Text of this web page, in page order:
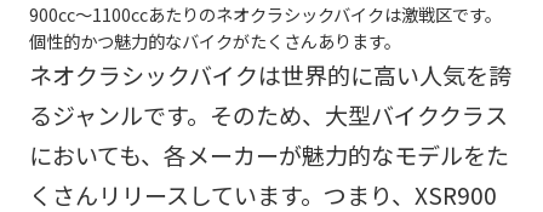
900cc〜1100ccあたりのネオクラシックバイクは激戦区です。
個性的かつ魅力的なバイクがたくさんあります。
ネオクラシックバイクは世界的に高い人気を誇
るジャンルです。そのため、大型バイククラス
においても、各メーカーが魅力的なモデルをた
くさんリリースしています。つまり、XSR900